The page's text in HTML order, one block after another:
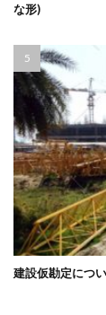
な形)
建設仮勘定につ